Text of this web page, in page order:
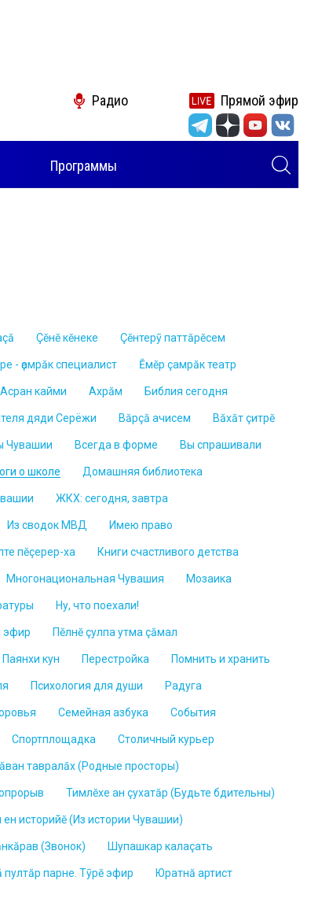
Радио Прямой эфир
Программы
Çĕнĕ кĕнеке Çĕнтерỹ паттăрĕсем
- ҫамрӑк специалист Ĕмĕр çамрăк театр
Асран кайми Ахрăм Библия сегодня
дяди Серёжи Вăрçă ачисем Вăхăт çитрĕ
Чувашии Всегда в форме Вы спрашивали
о школе Домашняя библиотека
ЖКХ: сегодня, завтра
Из сводок МВД Имею право
пĕçерер-ха Книги счастливого детства
Многонациональная Чувашия Мозаика
Ну, что поехали!
эфир Пĕлнĕ çулпа утма çăмал
Паянхи кун Перестройка Помнить и хранить
Психология для души Радуга
Семейная азбука События
Спортплощадка Столичный курьер
тавралăх (Родные просторы)
Тимлĕхе ан çухатăр (Будьте бдительны)
историйĕ (Из истории Чувашии)
(Звонок) Шупашкар калаçать
пултăр парне. Тỹрĕ эфир Юратнӑ артист